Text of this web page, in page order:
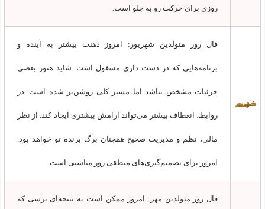
روزی برای حرکت رو به جلو است.
فال روز متولدین شهریور: امروز ذهنت بیشتر به آینده و
برنامه‌هایی که در دست داری مشغول است. شاید هنوز بعضی
جزئیات مشخص نباشد اما مسیر کلی روشن‌تر شده است. در
روابط، انعطاف بیشتر می‌تواند آرامش بیشتری ایجاد کند. از نظر
مالی، نظم و مدیریت صحیح همچنان برگ برنده تو خواهد بود.
امروز برای تصمیم‌گیری‌های منطقی روز مناسبی است.
فال روز متولدین مهر: امروز ممکن است به نتیجه‌ای برسی که